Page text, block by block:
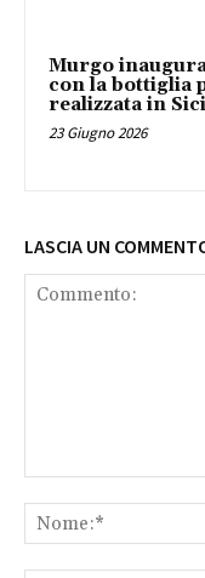
Murgo
con la bottiglia
realizzata in
23 Giugno 2026
LASCIA UN